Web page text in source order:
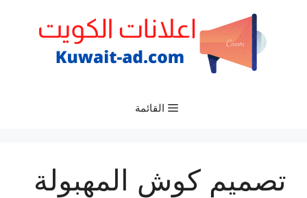
القائمة
تصميم كوش المهبولة